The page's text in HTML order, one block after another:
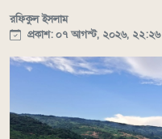
রফিকুল ইসলাম
প্রকাশ: ০৭ আগস্ট, ২০২৬, ২২:২৬